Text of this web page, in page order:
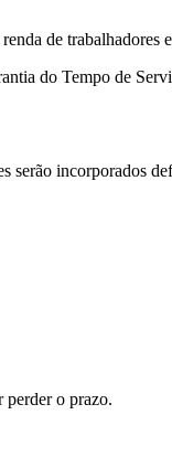
de
do Tempo de
serão incorporados
perder o prazo.